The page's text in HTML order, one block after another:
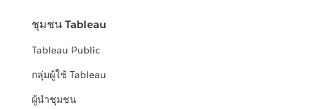
ชุมชน Tableau
Tableau Public
กลุ่มผู้ใช้ Tableau
ผู้นำชุมชน